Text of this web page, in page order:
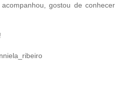
gostou de conhecer